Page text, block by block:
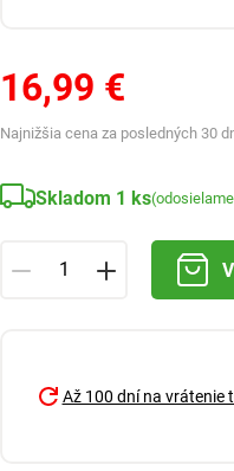
16,99 €
Najnižšia cena za posledných 30
Skladom 1 ks
Až 100 dní na vrátenie